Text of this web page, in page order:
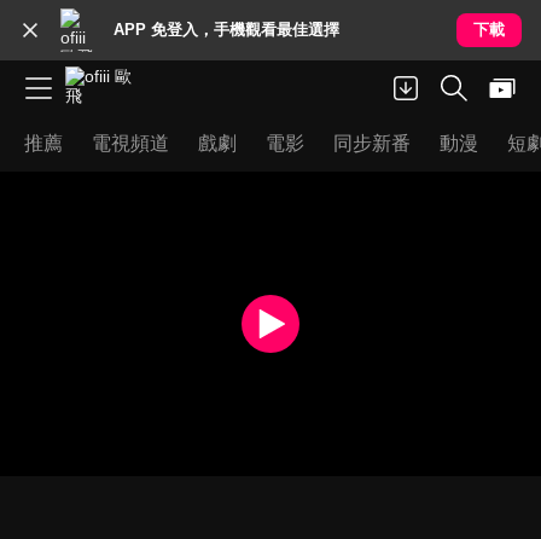
APP 免登入，手機觀看最佳選擇 下載
推薦 電視頻道 戲劇 電影 同步新番 動漫 短